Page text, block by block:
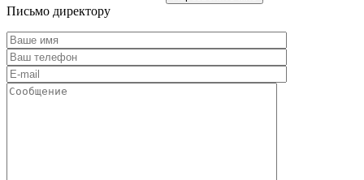
Письмо директору